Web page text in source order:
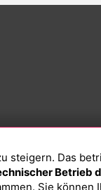
steigern. Das
Betrieb
Sie können